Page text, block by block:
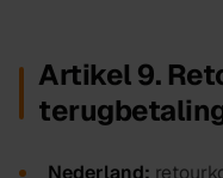
Artikel 9.
Nederland: